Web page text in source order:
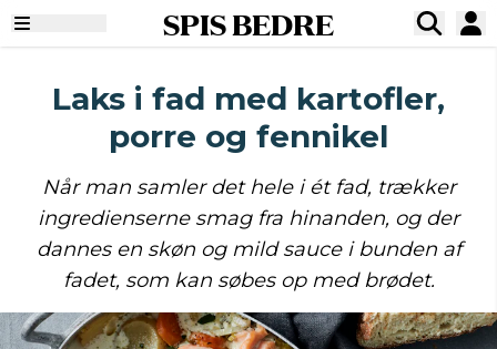
SPIS BEDRE
Laks i fad med kartofler,
porre og fennikel
Når man samler det hele i ét fad, trækker
ingredienserne smag fra hinanden, og der
dannes en skøn og mild sauce i bunden af
fadet, som kan søbes op med brødet.